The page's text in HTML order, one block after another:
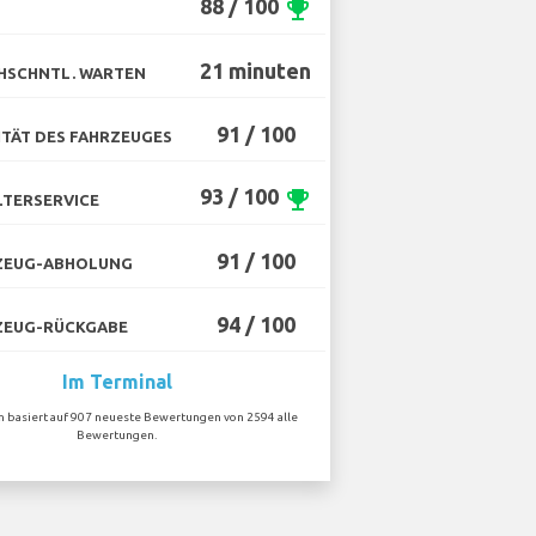
88 / 100 emoji_events
WARTEN 21 minuten
DES FAHRZEUGES 91 / 100
93 / 100 emoji_events
ABHOLUNG 91 / 100
RÜCKGABE 94 / 100
Im Terminal
basiert auf 907 neueste Bewertungen von 2594 alle
Bewertungen.